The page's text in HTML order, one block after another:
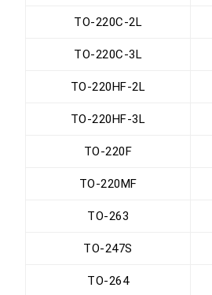
TO-220C-2L
TO-220C-3L
TO-220HF-2L
TO-220HF-3L
TO-220F
TO-220MF
TO-263
TO-247S
TO-264